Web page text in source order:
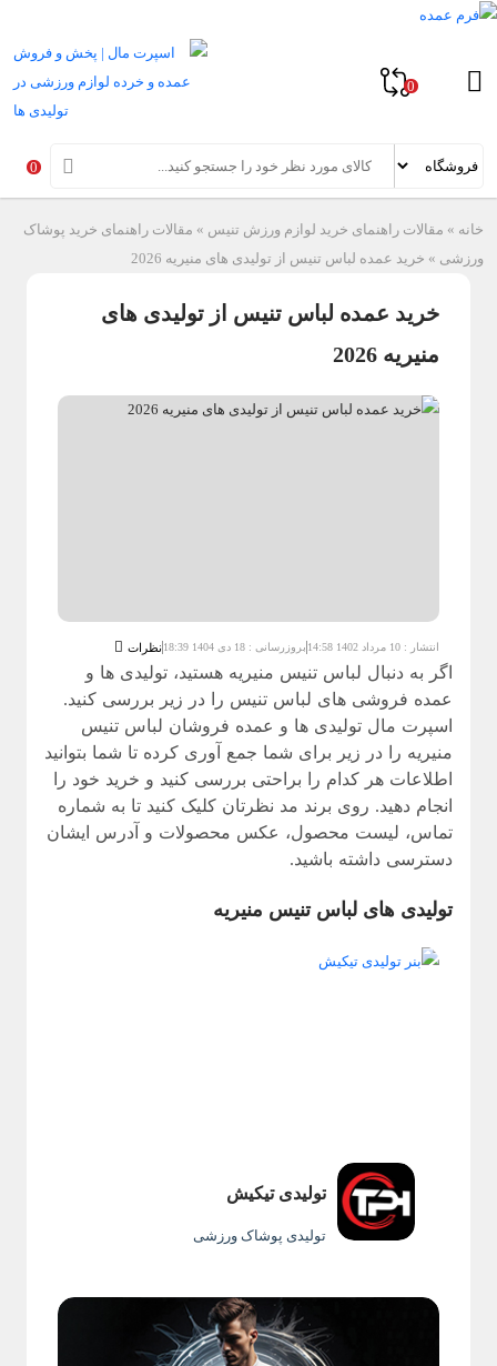
0
0
خانه » مقالات راهنمای خرید لوازم ورزش تنیس » مقالات راهنمای خرید پوشاک
ورزشی » خرید عمده لباس تنیس از تولیدی های منیریه 2026
خرید عمده لباس تنیس از تولیدی های
منیریه 2026
انتشار : 10 مرداد 1402 14:58 بروزرسانی : 18 دی 1404 18:39 نظرات
اگر به دنبال لباس تنیس منیریه هستید، تولیدی ها و
عمده فروشی های لباس تنیس را در زیر بررسی کنید.
اسپرت مال تولیدی ها و عمده فروشان لباس تنیس
منیریه را در زیر برای شما جمع آوری کرده تا شما بتوانید
اطلاعات هر کدام را براحتی بررسی کنید و خرید خود را
انجام دهید. روی برند مد نظرتان کلیک کنید تا به شماره
تماس، لیست محصول، عکس محصولات و آدرس ایشان
دسترسی داشته باشید.
تولیدی های لباس تنیس منیریه
تولیدی تیکیش
تولیدی پوشاک ورزشی